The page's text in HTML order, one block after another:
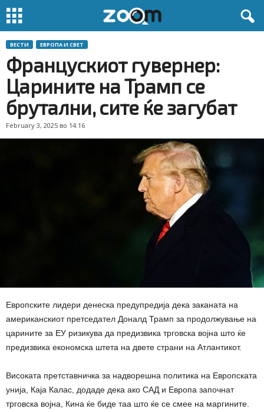
ВЕСТИ ЕВРОПА И СВЕТ
Францускиот гувернер:
Царините на Трамп се
брутални, сите ќе загубат
February 3, 2025 во 14:16
Европските лидери денеска предупредија дека заканата на
американскиот претседател Доналд Трамп за продолжување на
царините за ЕУ ​​ризикува да предизвика трговска војна што ќе
предизвика економска штета на двете страни на Атлантикот.
Високата претставничка за надворешна политика на Европската
унија, Каја Калас, додаде дека ако САД и Европа започнат
трговска војна, Кина ќе биде таа што ќе се смее на маргините.